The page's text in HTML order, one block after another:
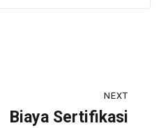
NEXT
Biaya Sertifikasi